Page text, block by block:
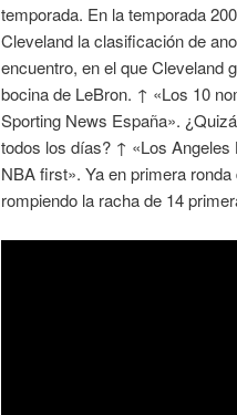
temporada. En la temporada
Cleveland la clasificación de
encuentro, en el que Cleveland
bocina de LeBron. ↑ «Los 10
Sporting News España».
todos los días? ↑ «Los Angeles
NBA first». Ya en primera
rompiendo la racha de 14